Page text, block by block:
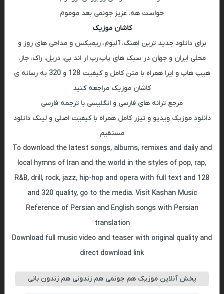
حواست هه، عزیز جونمی بعد موموم
کاشان موزیک
برای دانلود جدید ترین اهنگ، آلبوم، ریمیکس و مداحی های روز و
محلی ایران و جهان در سبک های پاپ،رپ ار اند بی، دریل، راک، جاز،
هیپ هاپ و اپرا همراه با متن کامل و کیفیت 128 و 320 به رسانه ی
کاشان موزیک مراجعه کنید
مرجع ترانه های فارسی و انگلیسی با ترجمه فارسی
دانلود موزیک ویدیو و تیزر کامل همراه با کیفیت اصلی و لینک دانلود
مستقیم
To download the latest songs, albums, remixes and daily and
local hymns of Iran and the world in the styles of pop, rap,
R&B, drill, rock, jazz, hip-hop and opera with full text and 128
and 320 quality, go to the media. Visit Kashan Music
Reference of Persian and English songs with Persian
translation
Download full music video and teaser with original quality and
direct download link
پخش آنلاین موزیک هم جونمی هم زندونی هم زندون بانی